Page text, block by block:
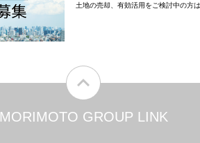
土地の売却、有効活用をご検討中の方
MORIMOTO GROUP LINK